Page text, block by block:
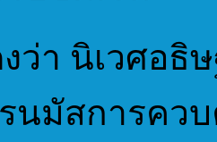
งว่า นิเวศอ
รนมัสการคว